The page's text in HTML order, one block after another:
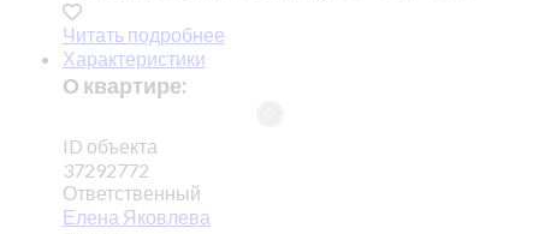
Читать подробнее
Характеристики
О квартире:
ID объекта
37292772
Ответственный
Елена Яковлева